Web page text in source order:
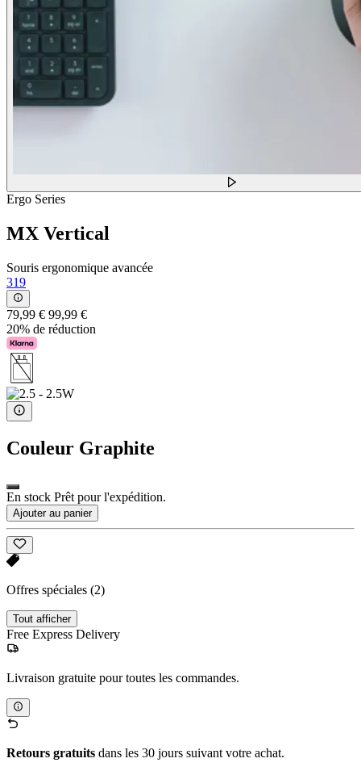
Ergo Series
MX Vertical
Souris ergonomique avancée
319
79,99 € 99,99 €
20% de réduction
Couleur Graphite
En stock Prêt pour l'expédition.
Ajouter au panier
Offres spéciales (2)
Tout afficher
Free Express Delivery
Livraison gratuite pour toutes les commandes.
Retours gratuits dans les 30 jours suivant votre achat.